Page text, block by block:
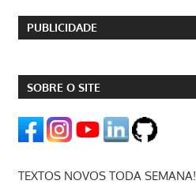
PUBLICIDADE
SOBRE O SITE
TEXTOS NOVOS TODA SEMANA!